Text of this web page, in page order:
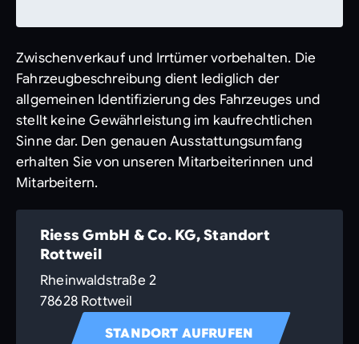
Zwischenverkauf und Irrtümer vorbehalten. Die
Fahrzeugbeschreibung dient lediglich der
allgemeinen Identifizierung des Fahrzeuges und
stellt keine Gewährleistung im kaufrechtlichen
Sinne dar. Den genauen Ausstattungsumfang
erhalten Sie von unseren Mitarbeiterinnen und
Mitarbeitern.
Riess GmbH & Co. KG, Standort
Rottweil
Rheinwaldstraße 2
78628 Rottweil
STANDORT AUFRUFEN